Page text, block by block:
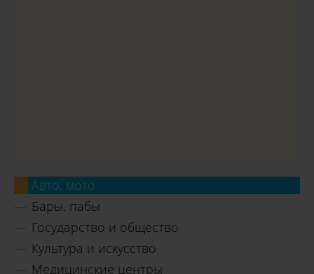
Авто, мото
Бары, пабы
Государство и общество
Культура и искусство
Медицинские центры